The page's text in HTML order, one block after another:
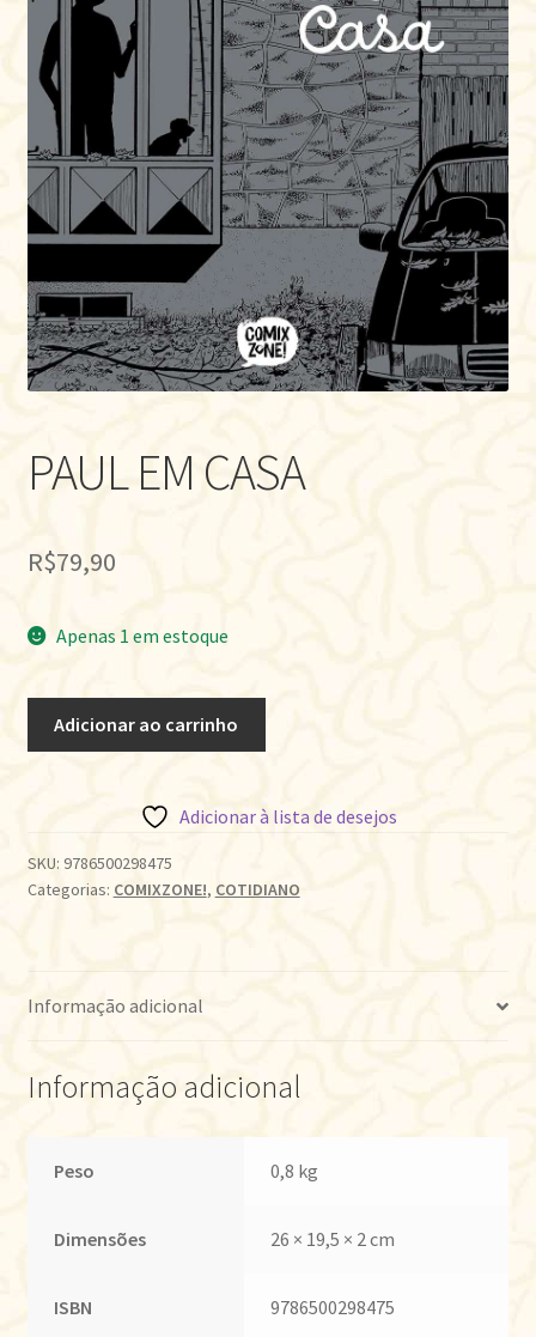
PAUL EM CASA
R$79,90
Apenas 1 em estoque
Adicionar ao carrinho
Adicionar à lista de desejos
SKU: 9786500298475
Categorias: COMIXZONE!, COTIDIANO
Informação adicional
Informação adicional
Peso 0,8 kg
Dimensões 26 × 19,5 × 2 cm
ISBN 9786500298475